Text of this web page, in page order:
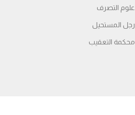
علوم التصرف
رجل المستحيل
محكمة التعقیب